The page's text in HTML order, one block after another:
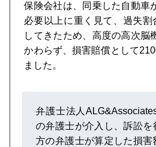
保険会社は、同乗した自動車
必要以上に重く見て、過失
してきたため、高度の高次脳
かわらず、損害賠償として
ました。
弁護士法人
の弁護士が介入し、訴訟を
方の弁護士が算定した損害